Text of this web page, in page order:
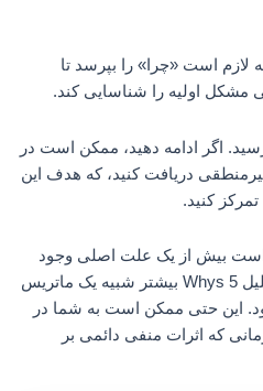
لازم است «چرا» را بپرسد تا
مشکل اولیه را شناسایی کند.
اگر ادامه دهید، ممکن است در
دریافت کنید، که هدف این
کنید.
است بیش از یک علت اصلی وجود
داشته باشد. در این موارد، تحلیل 5 Whys بیشتر شبیه یک ماتریس
این حتی ممکن است به شما در
که اثرات منفی دائمی بر